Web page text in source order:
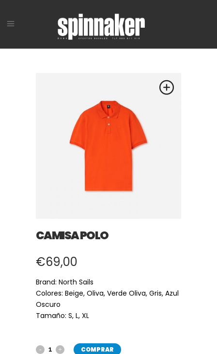
CAMISA POLO
€69,00
Brand: North Sails
Colores: Beige, Oliva, Verde Oliva, Gris, Azul
Oscuro
Tamaño: S, L, XL
COMPRAR